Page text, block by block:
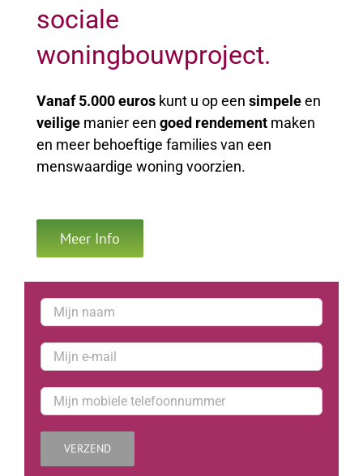
sociale
woningbouwproject.
Vanaf 5.000 euros kunt u op een simpeleen
veilige manier een goed rendement maken
en meer behoeftige families van een
menswaardige woning voorzien.
Meer Info